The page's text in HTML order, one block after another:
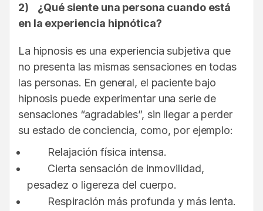
2) ¿Qué siente una persona cuando está
en la experiencia hipnótica?
La hipnosis es una experiencia subjetiva que
no presenta las mismas sensaciones en todas
las personas. En general, el paciente bajo
hipnosis puede experimentar una serie de
sensaciones “agradables”, sin llegar a perder
su estado de conciencia, como, por ejemplo:
Relajación física intensa.
Cierta sensación de inmovilidad,
pesadez o ligereza del cuerpo.
Respiración más profunda y más lenta.